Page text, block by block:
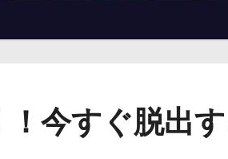
今すぐ脱出